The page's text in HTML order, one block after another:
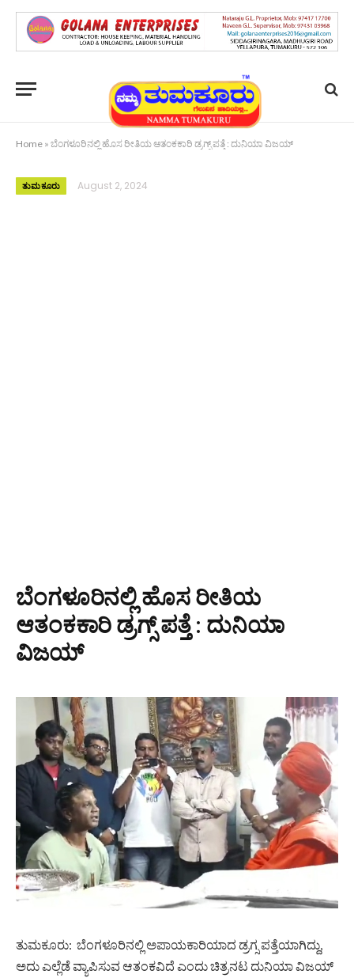
Home » ಬೆಂಗಳೂರಿನಲ್ಲಿ ಹೊಸ ರೀತಿಯ ಆತಂಕಕಾರಿ ಡ್ರಗ್ಸ್ ಪತ್ತೆ : ದುನಿಯಾ ವಿಜಯ್
ತುಮಕೂರು August 2, 2024
ಬೆಂಗಳೂರಿನಲ್ಲಿ ಹೊಸ ರೀತಿಯ
ಆತಂಕಕಾರಿ ಡ್ರಗ್ಸ್ ಪತ್ತೆ : ದುನಿಯಾ
ವಿಜಯ್
ತುಮಕೂರು: ಬೆಂಗಳೂರಿನಲ್ಲಿ ಅಪಾಯಕಾರಿಯಾದ ಡ್ರಗ್ಸ ಪತ್ತೆಯಾಗಿದ್ದು,
ಅದು ಎಲ್ಲೆಡೆ ವ್ಯಾಪಿಸುವ ಆತಂಕವಿದೆ ಎಂದು ಚಿತ್ರನಟ ದುನಿಯಾ ವಿಜಯ್